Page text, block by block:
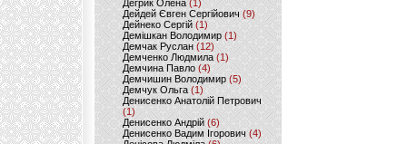
Дегрик Олена(1)
Дейдей Євген Сергійович(9)
Дейнеко Сергій (1)
Демішкан Володимир(1)
Демчак Руслан (12)
Демченко Людмила (1)
Демчина Павло (4)
Демчишин Володимир (5)
Демчук Ольга(1)
Денисенко Анатолій Петрович
(1)
Денисенко Андрій (6)
Денисенко Вадим Ігорович (4)